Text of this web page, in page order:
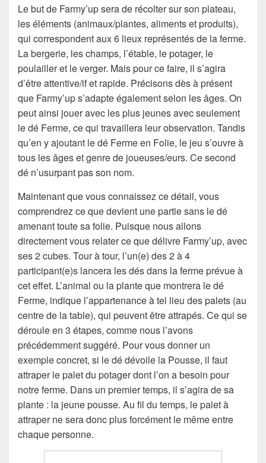
Le but de Farmy’up sera de récolter sur son plateau,
les éléments (animaux/plantes, aliments et produits),
qui correspondent aux 6 lieux représentés de la ferme.
La bergerie, les champs, l’étable, le potager, le
poulailler et le verger. Mais pour ce faire, il s’agira
d’être attentive/if et rapide. Précisons dès à présent
que Farmy’up s’adapte également selon les âges. On
peut ainsi jouer avec les plus jeunes avec seulement
le dé Ferme, ce qui travaillera leur observation. Tandis
qu’en y ajoutant le dé Ferme en Folie, le jeu s’ouvre à
tous les âges et genre de joueuses/eurs. Ce second
dé n’usurpant pas son nom.
Maintenant que vous connaissez ce détail, vous
comprendrez ce que devient une partie sans le dé
amenant toute sa folie. Puisque nous allons
directement vous relater ce que délivre Farmy’up, avec
ses 2 cubes. Tour à tour, l’un(e) des 2 à 4
participant(e)s lancera les dés dans la ferme prévue à
cet effet. L’animal ou la plante que montrera le dé
Ferme, indique l’appartenance à tel lieu des palets (au
centre de la table), qui peuvent être attrapés. Ce qui se
déroule en 3 étapes, comme nous l’avons
précédemment suggéré. Pour vous donner un
exemple concret, si le dé dévoile la Pousse, il faut
attraper le palet du potager dont l’on a besoin pour
notre ferme. Dans un premier temps, il s’agira de sa
plante : la jeune pousse. Au fil du temps, le palet à
attraper ne sera donc plus forcément le même entre
chaque personne.